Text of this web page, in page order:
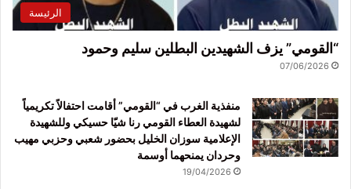
الرئيسة
“القومي” يزف الشهيدين البطلين سليم وحمود
07/06/2026
منفذية الغرب في “القومي” أقامت احتفالاً تكريمياً
لشهيدة العطاء القومي رنا شيّا حسيكي وللشهيدة
الإعلامية سوزان الخليل بحضور شعبي وحزبي مهيب
وحردان يمنحهما أوسمة
19/04/2026